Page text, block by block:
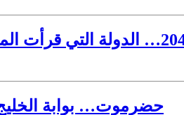
حضرموت… بوابة الخليج